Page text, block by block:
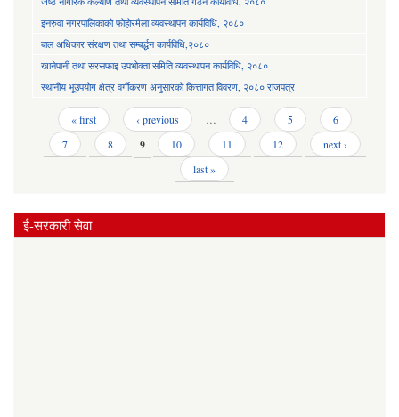
इनरुवा नगरपालिकाको फोहोरमैला व्यवस्थापन कार्यविधि, २०८०
बाल अधिकार संरक्षण तथा सम्बर्द्धन कार्यविधि,२०८०
खानेपानी तथा सरसफाइ उपभोक्ता समिति व्यवस्थापन कार्यविधि, २०८०
स्थानीय भूउपयोग क्षेत्र वर्गीकरण अनुसारको कित्तागत विवरण, २०८० राजपत्र
Pages « first ‹ previous … 4 5
6
7
8 9 10 11 12
next ›
last »
ई-सरकारी सेवा